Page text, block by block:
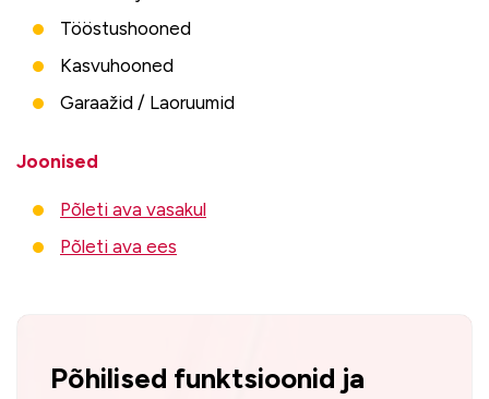
Tööstushooned
Kasvuhooned
Garaažid / Laoruumid
Joonised
Põleti ava vasakul
Põleti ava ees
Põhilised funktsioonid ja